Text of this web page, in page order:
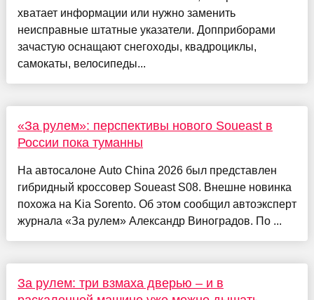
хватает информации или нужно заменить
неисправные штатные указатели. Допприборами
зачастую оснащают снегоходы, квадроциклы,
самокаты, велосипеды...
«За рулем»: перспективы нового Soueast в
России пока туманны
На автосалоне Auto China 2026 был представлен
гибридный кроссовер Soueast S08. Внешне новинка
похожа на Kia Sorento. Об этом сообщил автоэксперт
журнала «За рулем» Александр Виноградов. По ...
За рулем: три взмаха дверью – и в